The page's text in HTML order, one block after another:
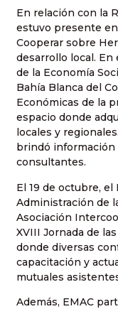
En relación con la
estuvo presente
Cooperar sobre
desarrollo local. En
de la Economía
Bahía Blanca del
Económicas de la
espacio donde
locales y
brindó información
consultantes.
El 19 de octubre,
Administración de
Asociación
XVIII Jornada de
donde diversas
capacitación y
mutuales
Además, EMAC